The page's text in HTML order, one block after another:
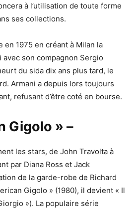
à l’utilisation de toute forme
ses collections.
en 1975 en créant à Milan la
avec son compagnon Sergio
du sida dix ans plus tard, le
Armani a depuis lors toujours
refusant d’être coté en bourse.
Gigolo » –
les stars, de John Travolta à
par Diana Ross et Jack
de la garde-robe de Richard
Gigolo » (1980), il devient « Il
»). La populaire série